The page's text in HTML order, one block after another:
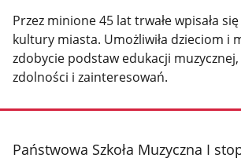
Przez minione 45 lat trwałe wpisała
kultury miasta. Umożliwiła dzieciom i
zdobycie podstaw edukacji
zdolności i zainteresowań.
stopka
Państwowa Szkoła Muzyczna I